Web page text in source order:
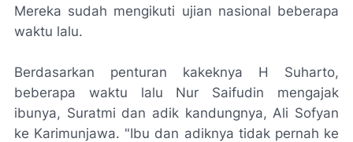
Mereka sudah mengikuti ujian nasional beberapa
waktu lalu.
Berdasarkan penturan kakeknya H Suharto,
beberapa waktu lalu Nur Saifudin mengajak
ibunya, Suratmi dan adik kandungnya, Ali Sofyan
ke Karimunjawa. "Ibu dan adiknya tidak pernah ke